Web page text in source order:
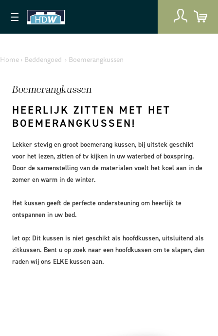
Home› Beddengoed › Boemerangkussen
Boemerangkussen
HEERLIJK ZITTEN MET HET
BOEMERANGKUSSEN!
Lekker stevig en groot boemerang kussen, bij uitstek geschikt
voor het lezen, zitten of tv kijken in uw waterbed of boxspring.
Door de samenstelling van de materialen voelt het koel aan in de
zomer en warm in de winter.
Het kussen geeft de perfecte ondersteuning om heerlijk te
ontspannen in uw bed.
let op: Dit kussen is niet geschikt als hoofdkussen, uitsluitend als
zitkussen. Bent u op zoek naar een hoofdkussen om te slapen, dan
raden wij ons ELKE kussen aan.